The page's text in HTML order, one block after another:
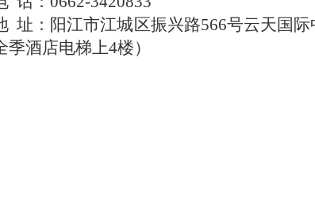
址： 阳江市江城 区振兴路566号云天国
季酒店电梯上4楼）